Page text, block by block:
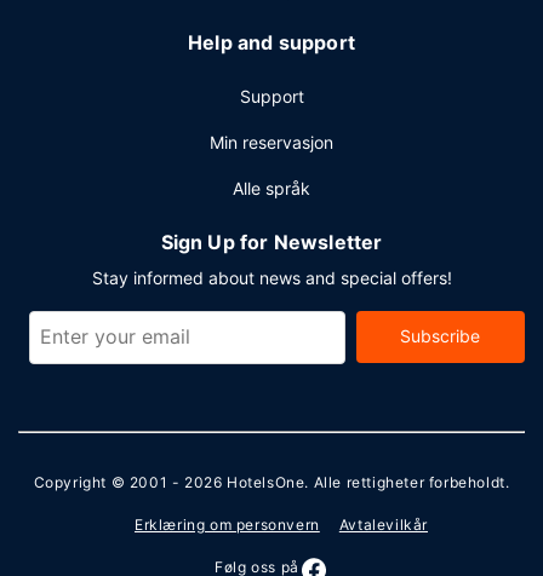
Help and support
Support
Min reservasjon
Alle språk
Sign Up for Newsletter
Stay informed about news and special offers!
Subscribe
Copyright © 2001 - 2026 HotelsOne. Alle rettigheter forbeholdt.
Erklæring om personvern Avtalevilkår
Følg oss på